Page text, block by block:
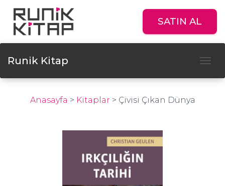
SATIN AL
Runik Kitap
Anasayfa > Kitaplar > Çivisi Çıkan Dünya